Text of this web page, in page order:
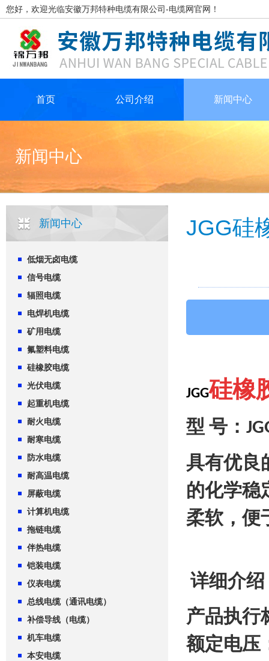
您好，欢迎光临安徽万邦特种电缆有限公司-电缆网官网！
首页 公司介绍 新闻中心
新闻中心
新闻中心
低烟无卤电缆
信号电缆
辐照电缆
电焊机电缆
矿用电缆
氟塑料电缆
硅橡胶电缆
光伏电缆
起重机电缆
耐火电缆
耐寒电缆
防水电缆
耐高温电缆
屏蔽电缆
计算机电缆
拖链电缆
伴热电缆
铠装电缆
仪表电缆
总线电缆（通讯电缆）
补偿导线（电缆）
机车电缆
本安电缆
JGG硅
JGG硅橡
型 号：
具有优良
的化学稳
柔软，便
详细介绍
产品执行
额定电压